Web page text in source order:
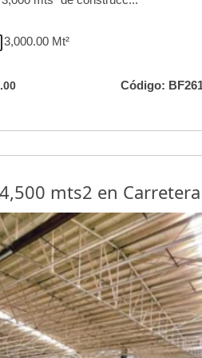
3,000.00 Mt²
Código:
mts2 en